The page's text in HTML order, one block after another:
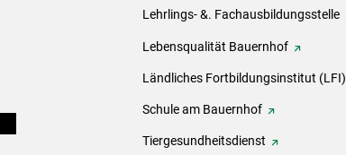
Lehrlings- &. Fachausbildungsstelle
Lebensqualität Bauernhof
Ländliches Fortbildungsinstitut (LFI)
Schule am Bauernhof
Tiergesundheitsdienst